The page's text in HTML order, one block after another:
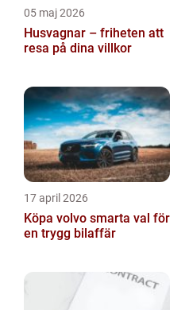
05 maj 2026
Husvagnar – friheten att
resa på dina villkor
17 april 2026
Köpa volvo smarta val för
en trygg bilaffär